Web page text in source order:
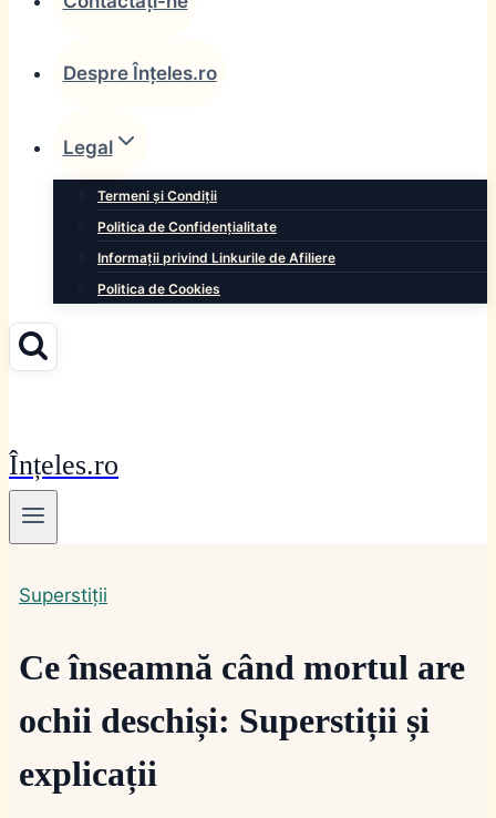
Despre Înțeles.ro
Legal
Termeni și Condiții
Politica de Confidențialitate
Informații privind Linkurile de Afiliere
Politica de Cookies
Înțeles.ro
Superstiții
Ce înseamnă când mortul are
ochii deschiși: Superstiții și
explicații